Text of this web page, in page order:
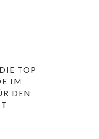
TOP
IM
DEN